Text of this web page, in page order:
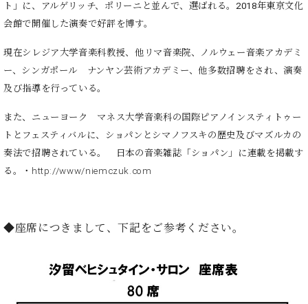
お
問
合
わ
せ
ログ Die
Musikgasse（音
ト」に、アルゲリッチ、ポリーニと並んで、選ばれる。2018年東京文化
会館で開催した演奏で好評を博す。
現在シレジア大学音楽科教授、他リマ音楽院、ノルウェー音楽アカデミ
ー、シンガポール ナンヤン芸術アカデミー、他多数招聘をされ、演奏
及び指導を行っている。
また、ニューヨーク マネス大学音楽科の国際ピアノインスティトゥー
トとフェスティバルに、ショパンとシマノフスキの歴史及びマズルカの
奏法で招聘されている。 日本の音楽雑誌「ショパン」に連載を掲載す
る。・http://www/niemczuk.com
◆座席につきまして、下記をご参考ください。